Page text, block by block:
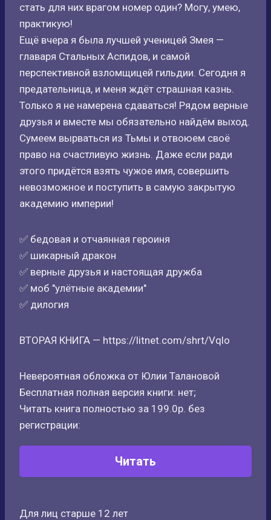
стать для них врагом номер один? Могу, умею,
практикую!
Ещё вчера я была лучшей ученицей Змея —
главаря Стальных Аспидов, и самой
перспективной взломщицей гильдии. Сегодня я
предательница, и меня ждёт страшная казнь.
Только я не намерена сдаваться! Рядом верные
друзья и вместе мы обязательно найдём выход.
Сумеем вырваться из Тьмы и отвоюем своё
право на счастливую жизнь. Даже если ради
этого придётся взять чужое имя, совершить
невозможное и поступить в самую закрытую
академию империи!
✅ бедовая и отчаянная героиня
✅ шикарный дракон
✅ верные друзья и настоящая дружба
✅ моб "улётные академии"
✅ дилогия
ВТОРАЯ КНИГА — https://litnet.com/shrt/Vqlo
Невероятная обложка от Юлии Талановой
Бесплатная полная версия книги: нет;
Читать книга полностью за 199.0р. без
регистрации:
Читать
Для лиц старше 12 лет